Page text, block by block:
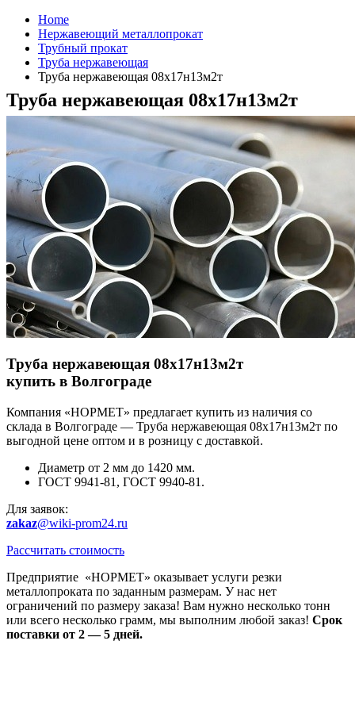
Home
Нержавеющий металлопрокат
Трубный прокат
Труба нержавеющая
Труба нержавеющая 08х17н13м2т
Труба нержавеющая 08х17н13м2т
Труба нержавеющая 08х17н13м2т
купить в Волгограде
Компания «НОРМЕТ» предлагает купить из наличия со
склада в Волгограде — Труба нержавеющая 08х17н13м2т по
выгодной цене оптом и в розницу с доставкой.
Диаметр от 2 мм до 1420 мм.
ГОСТ 9941-81, ГОСТ 9940-81.
Для заявок:
zakaz@wiki-prom24.ru
Рассчитать стоимость
Предприятие «НОРМЕТ» оказывает услуги резки
металлопроката по заданным размерам. У нас нет
ограничений по размеру заказа! Вам нужно несколько тонн
или всего несколько грамм, мы выполним любой заказ! Срок
поставки от 2 — 5 дней.